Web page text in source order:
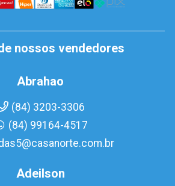
nossos vendedores
Abrahao
(84) 3203-3306
(84) 99164-4517
Adeilson